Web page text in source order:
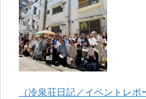
（冷泉荘日記／イベントレ